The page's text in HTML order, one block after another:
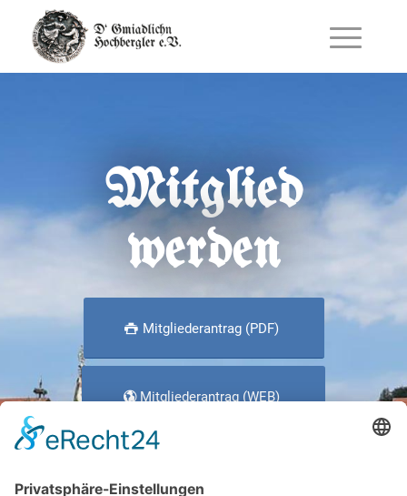
Mitglied
werden
Mitgliederantrag (PDF)
Mitgliederantrag (WEB)